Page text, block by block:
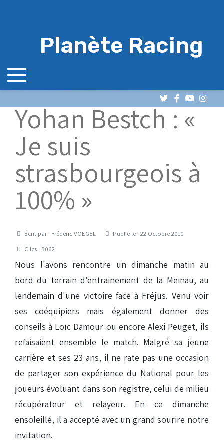
Planète Racing
Yohan Bestch : «
Je suis
strasbourgeois à
100% »
DétailsÉcrit par : Frédéric VOEGEL
Publié le : 22 Octobre 2010
Clics : 5062
Nous l'avons rencontre un dimanche matin au
bord du terrain d'entrainement de la Meinau, au
lendemain d'une victoire face à Fréjus. Venu voir
ses coéquipiers mais également donner des
conseils à Loïc Damour ou encore Alexi Peuget, ils
refaisaient ensemble le match. Malgré sa jeune
carrière et ses 23 ans, il ne rate pas une occasion
de partager son expérience du National pour les
joueurs évoluant dans son registre, celui de milieu
récupérateur et relayeur. En ce dimanche
ensoleillé, il a accepté avec un grand sourire notre
invitation.